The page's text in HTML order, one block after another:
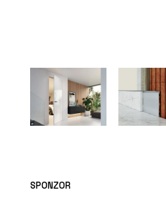
SPONZOR